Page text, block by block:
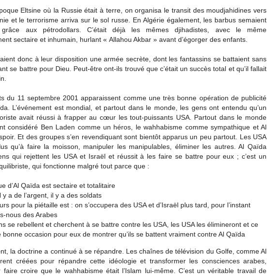
Eltsine où la Russie était à terre, on organisa le transit des moudjahidines vers
et le terrorisme arriva sur le sol russe. En Algérie également, les barbus semaient
aux pétrodollars. C’était déjà les mêmes djihadistes, avec le même
sectaire et inhumain, hurlant « Allahou Akbar » avant d’égorger des enfants.
donc à leur disposition une armée secrète, dont les fantassins se battaient sans
se battre pour Dieu. Peut-être ont-ils trouvé que c’était un succès total et qu’il fallait
du 11 septembre 2001 apparaissent comme une très bonne opération de publicité
L’événement est mondial, et partout dans le monde, les gens ont entendu qu’un
avait réussi à frapper au cœur les tout-puissants USA. Partout dans le monde
considéré Ben Laden comme un héros, le wahhabisme comme sympathique et Al
Et des groupes s’en revendiquant sont bientôt apparus un peu partout. Les USA
qu’à faire la moisson, manipuler les manipulables, éliminer les autres. Al Qaïda
qui rejettent les USA et Israël et réussit à les faire se battre pour eux ; c’est un
qui fonctionne malgré tout parce que :
d’Al Qaïda est sectaire et totalitaire
y a de l’argent, il y a des soldats
pour la piétaille est : on s’occupera des USA et d’Israël plus tard, pour l’instant
nous des Arabes
se rebellent et cherchent à se battre contre les USA, les USA les élimineront et ce
bonne occasion pour eux de montrer qu’ils se battent vraiment contre Al Qaïda
la doctrine a continué à se répandre. Les chaînes de télévision du Golfe, comme Al
créées pour répandre cette idéologie et transformer les consciences arabes,
faire croire que le wahhabisme était l’Islam lui-même. C’est un véritable travail de